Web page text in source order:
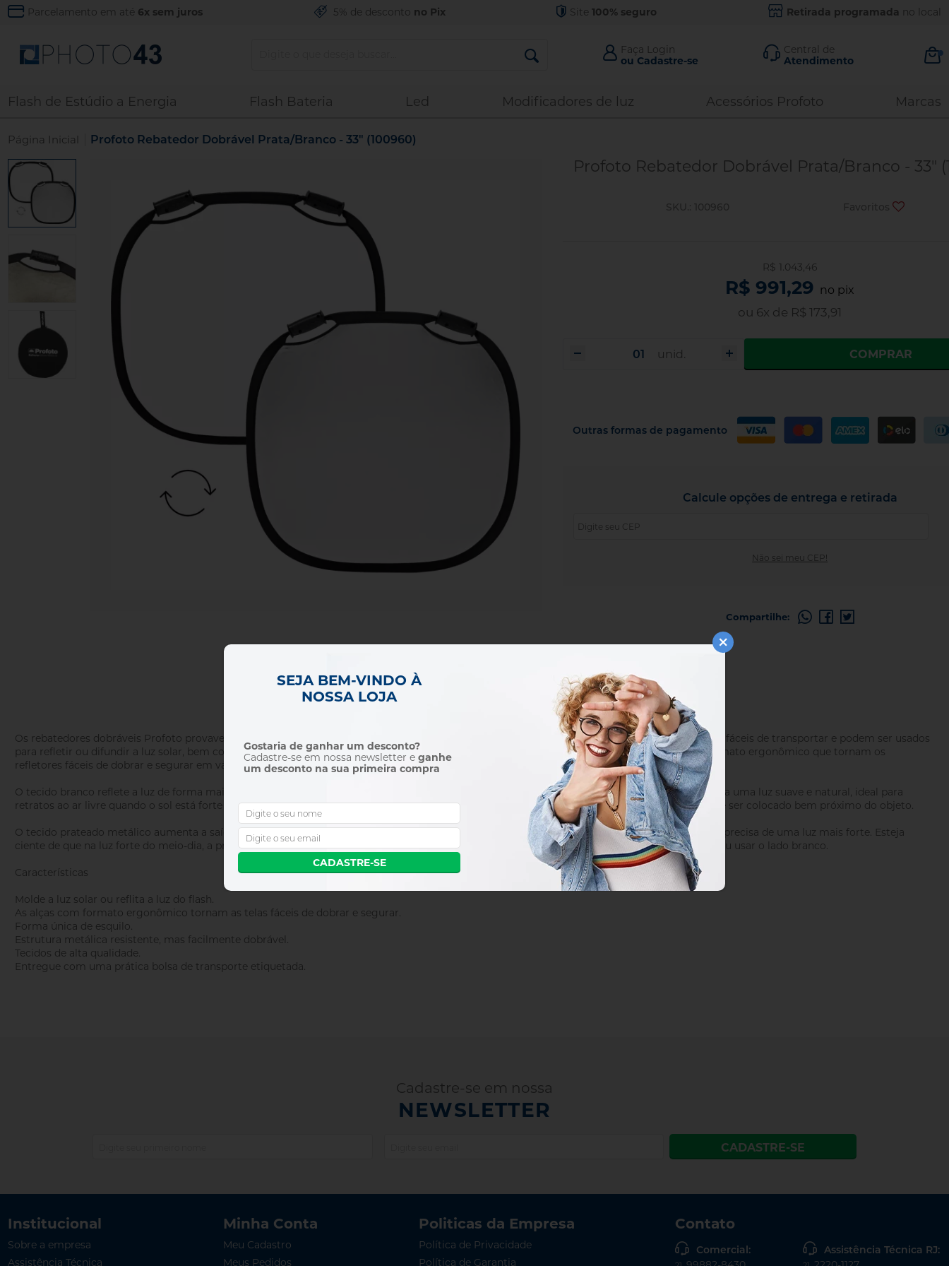
Parcelamento em até 6x sem juros 5% de desconto no Pix Site100% seguro Retirada programada no local
Faça Login
ou Cadastre-se
Central de
Atendimento
Técnica
Email
contato@photo43.com.br
Flash de Estúdio a Energia Flash Bateria Led Modificadores de luz Acessórios Profoto Marcas
Página Inicial Profoto Rebatedor Dobrável Prata/Branco - 33" (100960)
Profoto Rebatedor Dobrável Prata/Branco - 33"
R$ 1.043,46
ou 6x de R$ 173,91
R$ 991,29 no pix
unid. COMPRAR
Outras formas de pagamento
Calcule opções de entrega e retirada
Não sei meu CEP!
Compartilhe:
DETALHES DO PRODUTO
Os rebatedores dobráveis ​​Profoto provavelmente representam a modelagem da luz em sua forma mais descomplicada. Eles são fáceis de usar, fáceis de transportar e podem ser usados ​​
para refletir ou difundir a luz solar, bem como para flash. A estrutura metálica resistente, porém dobrável, está equipada com duas alças de formato ergonômico que tornam os
refletores fáceis de dobrar e segurar em várias posições.
O tecido branco reflete a luz de forma mais natural, tornando-o nosso refletor mais popular e uma ótima ferramenta para começar. Proporciona uma luz suave e natural, ideal para
retratos ao ar livre quando o sol está forte ou em fotos de estúdio quando você usa flash. Para obter o melhor efeito do refletor branco, ele deve ser colocado bem próximo do objeto.
O tecido prateado metálico aumenta a saída de luz e cria mais contraste e cores nítidas. É ideal para fotografar com pouca luz ou quando você precisa de uma luz mais forte. Esteja
ciente de que na luz forte do meio-dia, a prata pode ser bastante intensa, então, nesse caso, você pode afastá-la ou posicioná-la indiretamente, ou usar o lado branco.
Características
Molde a luz solar ou reflita a luz do flash.
As alças com formato ergonômico tornam as telas fáceis de dobrar e segurar.
Forma única de esquilo.
Estrutura metálica resistente, mas facilmente dobrável.
Tecidos de alta qualidade.
Entregue com uma prática bolsa de transporte etiquetada.
Cadastre-se em nossa
NEWSLETTER
CADASTRE-SE
Institucional
Sobre a empresa
Assistência Técnica
Minha Conta
Meu Cadastro
Meus Pedidos
Politicas da Empresa
Política de Privacidade
Política de Garantia
Contato
Comercial: Assistência Técnica RJ:
SEJA BEM-VINDO À
NOSSA LOJA
Gostaria de ganhar um desconto?
Cadastre-se em nossa newsletter e ganhe
um desconto na sua primeira compra
CADASTRE-SE